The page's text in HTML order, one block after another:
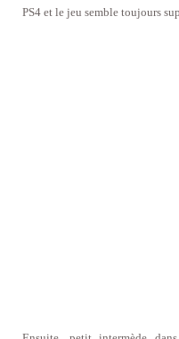
PS4 et le jeu semble toujours